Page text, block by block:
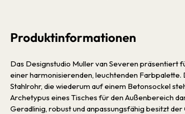
Produktinformationen
Das Designstudio Muller van Severen präsentiert
einer harmonisierenden, leuchtenden Farbpalette.
Stahlrohr, die wiederum auf einem Betonsockel
Archetypus eines Tisches für den Außenbereich
Geradlinig, robust und anpassungsfähig besitzt